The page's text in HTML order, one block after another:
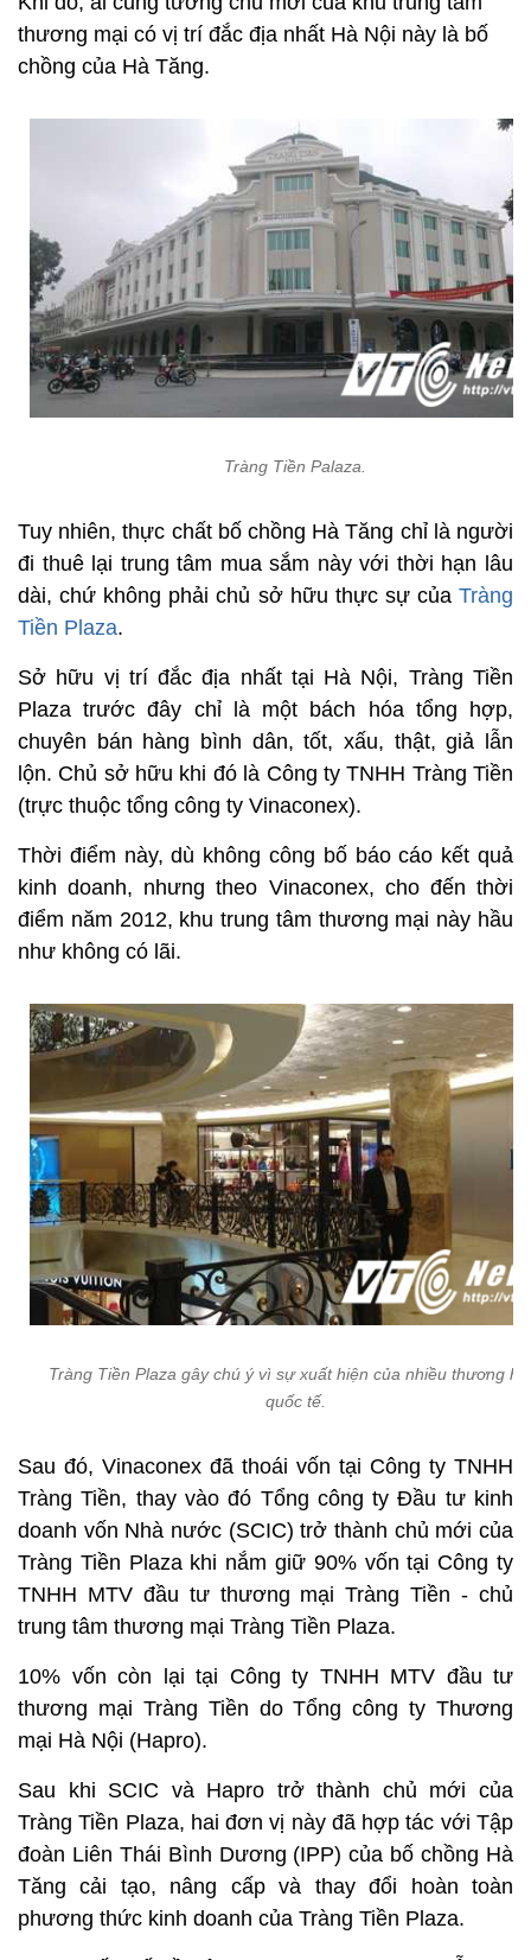
thương mại có vị trí đắc địa nhất Hà Nội này là bố
chồng của Hà Tăng.
Tràng Tiền Palaza.
Tuy nhiên, thực chất bố chồng Hà Tăng chỉ là người
đi thuê lại trung tâm mua sắm này với thời hạn lâu
dài, chứ không phải chủ sở hữu thực sự củaTràng
Tiền Plaza.
Sở hữu vị trí đắc địa nhất tại Hà Nội, Tràng Tiền
Plaza trước đây chỉ là một bách hóa tổng hợp,
chuyên bán hàng bình dân, tốt, xấu, thật, giả lẫn
lộn. Chủ sở hữu khi đó là Công ty TNHH Tràng Tiền
(trực thuộc tổng công ty Vinaconex).
Thời điểm này, dù không công bố báo cáo kết quả
kinh doanh, nhưng theo Vinaconex, cho đến thời
điểm năm 2012, khu trung tâm thương mại này hầu
như không có lãi.
Tràng Tiền Plaza gây chú ý vì sự xuất hiện của nhiều thương
quốc tế.
Sau đó, Vinaconex đã thoái vốn tại Công ty TNHH
Tràng Tiền, thay vào đó Tổng công ty Đầu tư kinh
doanh vốn Nhà nước (SCIC) trở thành chủ mới của
Tràng Tiền Plaza khi nắm giữ 90% vốn tại Công ty
TNHH MTV đầu tư thương mại Tràng Tiền - chủ
trung tâm thương mại Tràng Tiền Plaza.
10% vốn còn lại tại Công ty TNHH MTV đầu tư
thương mại Tràng Tiền do Tổng công ty Thương
mại Hà Nội (Hapro).
Sau khi SCIC và Hapro trở thành chủ mới của
Tràng Tiền Plaza, hai đơn vị này đã hợp tác với Tập
đoàn Liên Thái Bình Dương (IPP) của bố chồng Hà
Tăng cải tạo, nâng cấp và thay đổi hoàn toàn
phương thức kinh doanh của Tràng Tiền Plaza.